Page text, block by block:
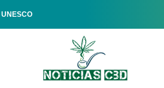
UNESCO